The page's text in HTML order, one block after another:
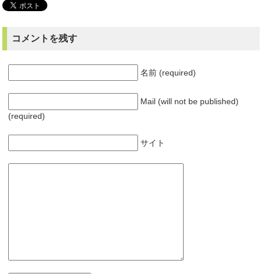
コメントを残す
名前 (required)
Mail (will not be published)
(required)
サイト